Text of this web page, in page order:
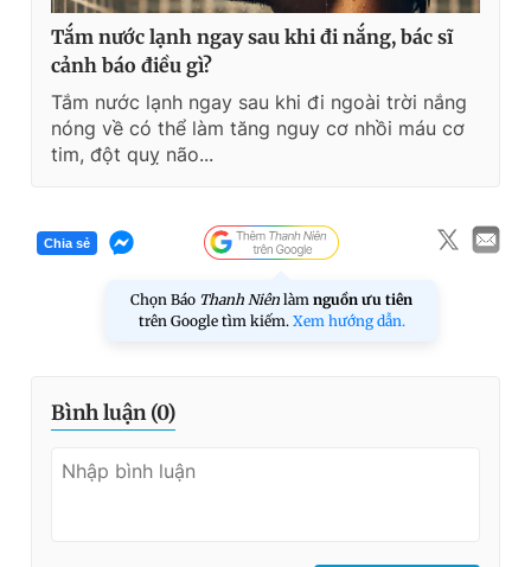
Tắm nước lạnh ngay sau khi đi nắng, bác sĩ
cảnh báo điều gì?
Tắm nước lạnh ngay sau khi đi ngoài trời nắng
nóng về có thể làm tăng nguy cơ nhồi máu cơ
tim, đột quỵ não...
Chia sẻ
Chọn Báo Thanh Niên làm nguồn ưu tiên
trên Google tìm kiếm. Xem hướng dẫn.
Bình luận (0)